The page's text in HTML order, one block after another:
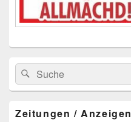
Suchen
nach:
Suchen
Zeitungen / Anzeigen